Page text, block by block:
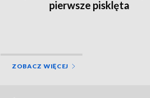
pierwsze pisklęta
ZOBACZ WIĘCEJ